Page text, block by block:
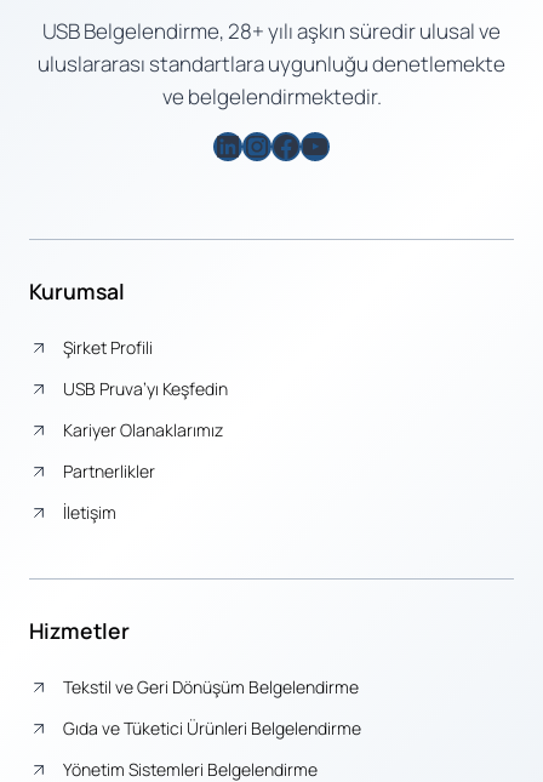
USB Belgelendirme, 28+ yılı aşkın süredir ulusal ve
uluslararası standartlara uygunluğu denetlemekte
ve belgelendirmektedir.
LinkedIn
Instagram
Facebook
YouTube
Kurumsal
Şirket Profili
USB Pruva’yı Keşfedin
Kariyer Olanaklarımız
Partnerlikler
İletişim
Hizmetler
Tekstil ve Geri Dönüşüm Belgelendirme
Gıda ve Tüketici Ürünleri Belgelendirme
Yönetim Sistemleri Belgelendirme